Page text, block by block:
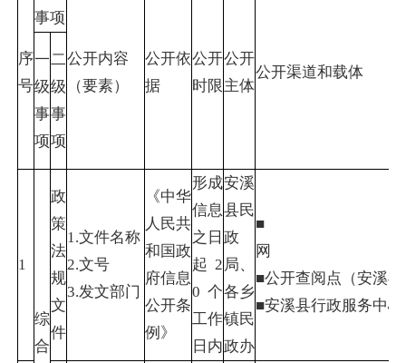
序
号
事项
公开内容
（要素）
公开依
据
公开
时限
公开
主体
公开渠道和载体
一
级
事
项
二
级
事
项
1
综
合
政
策
法
规
文
件
1.文件名称
2.文号
3.发文部门
《中华
人民共
和国政
府信息
公开条
例》
形成
信息
之日
起2
0个
工作
日内
安溪
县民
政
局、
各乡
镇民
政办
■
■公开查阅点（安溪
■安溪县行政服务